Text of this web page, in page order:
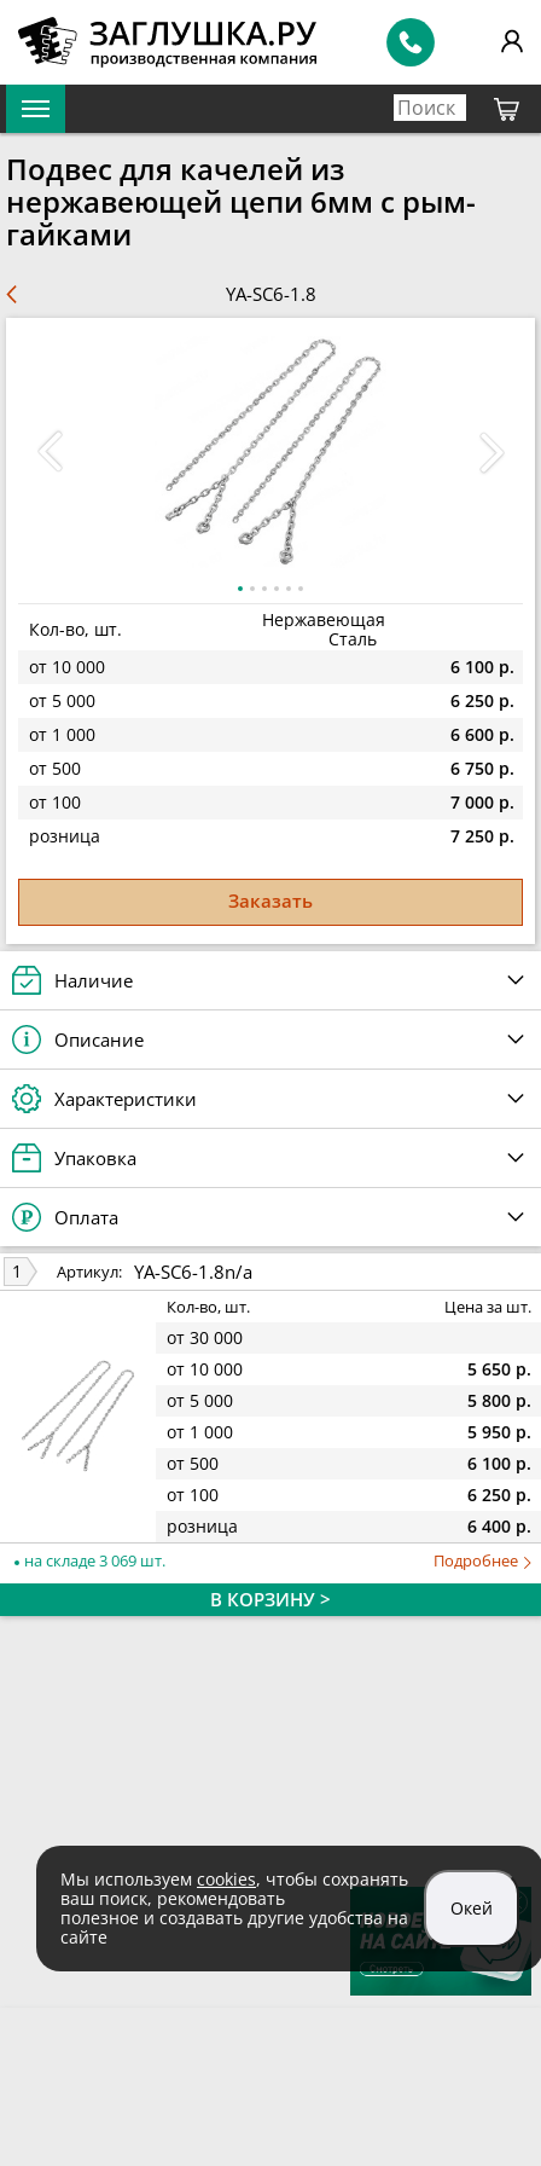
Подвес для качелей из
нержавеющей цепи 6мм с рым-
гайками
YA-SC6-1.8
Кол-во, шт.
Нержавеющая
Сталь
от 10 000
6 100 р.
от 5 000
6 250 р.
от 1 000
6 600 р.
от 500
6 750 р.
от 100
7 000 р.
розница
7 250 р.
Заказать
Наличие
Описание
Характеристики
Упаковка
Оплата
1 Артикул: YA-SC6-1.8n/a
Кол-во, шт. Цена за шт.
от 30 000
от 10 000
5 650 р.
от 5 000
5 800 р.
от 1 000
5 950 р.
от 500
6 100 р.
от 100
6 250 р.
розница
6 400 р.
на складе 3 069 шт. Подробнее
В КОРЗИНУ >
Мы используем cookies, чтобы сохранять
ваш поиск, рекомендовать
полезное и создавать другие удобства на
сайте
Окей